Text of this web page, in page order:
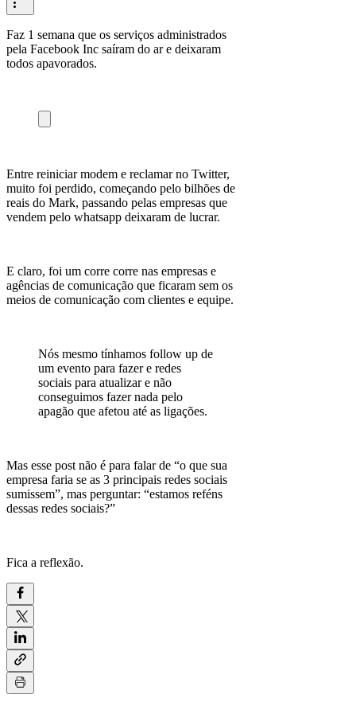
Faz 1 semana que os serviços administrados
pela Facebook Inc saíram do ar e deixaram
todos apavorados.
Entre reiniciar modem e reclamar no Twitter,
muito foi perdido, começando pelo bilhões de
reais do Mark, passando pelas empresas que
vendem pelo whatsapp deixaram de lucrar.
E claro, foi um corre corre nas empresas e
agências de comunicação que ficaram sem os
meios de comunicação com clientes e equipe.
Nós mesmo tínhamos follow up de
um evento para fazer e redes
sociais para atualizar e não
conseguimos fazer nada pelo
apagão que afetou até as ligações.
Mas esse post não é para falar de “o que sua
empresa faria se as 3 principais redes sociais
sumissem”, mas perguntar: “estamos reféns
dessas redes sociais?”
Fica a reflexão.